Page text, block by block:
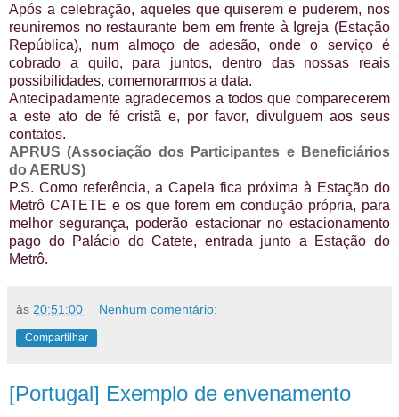
Após a celebração, aqueles que quiserem e puderem, nos
reuniremos no restaurante bem em frente à Igreja (Estação
República), num almoço de adesão, onde o serviço é
cobrado a quilo, para juntos, dentro das nossas reais
possibilidades, comemorarmos a data.
Antecipadamente agradecemos a todos que comparecerem
a este ato de fé cristã e, por favor, divulguem aos seus
contatos.
APRUS (Associação dos Participantes e Beneficiários
do AERUS)
P.S. Como referência, a Capela fica próxima à Estação do
Metrô CATETE e os que forem em condução própria, para
melhor segurança, poderão estacionar no estacionamento
pago do Palácio do Catete, entrada junto a Estação do
Metrô.
às 20:51:00 Nenhum comentário:
Compartilhar
[Portugal] Exemplo de envenamento